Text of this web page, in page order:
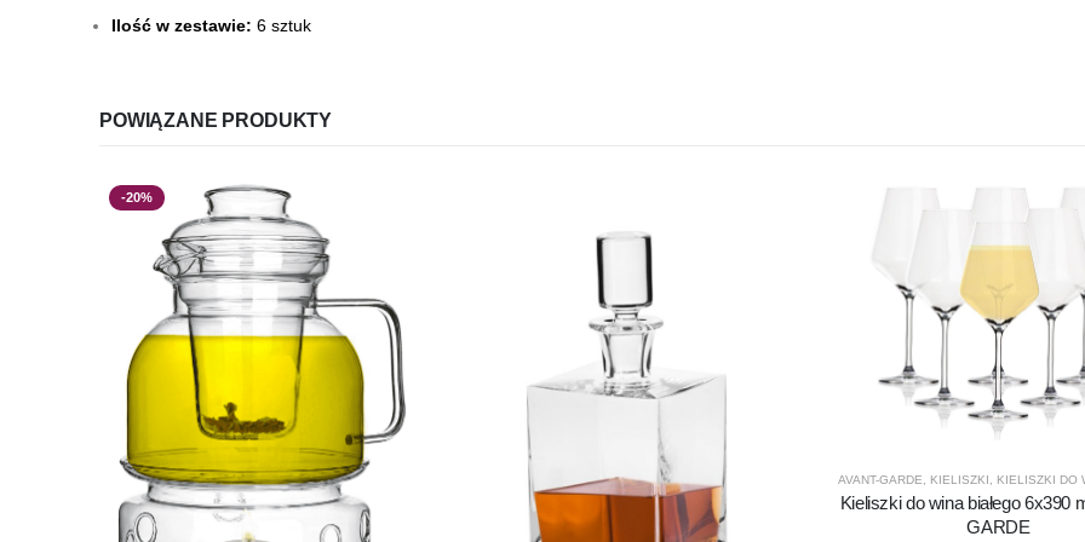
Ilość w zestawie: 6 sztuk
POWIĄZANE PRODUKTY
-20%
AVANT-GARDE KIELISZKI KIELISZKI DO
Kieliszki do wina białego 6x390
GARDE